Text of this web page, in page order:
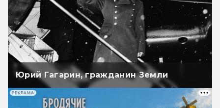
Юрий Гагарин, гражданин Земли
РЕКЛАМА